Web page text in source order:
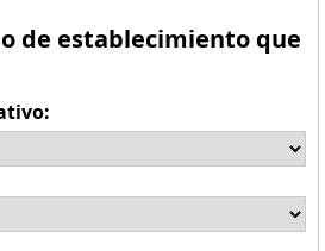
de establecimiento que